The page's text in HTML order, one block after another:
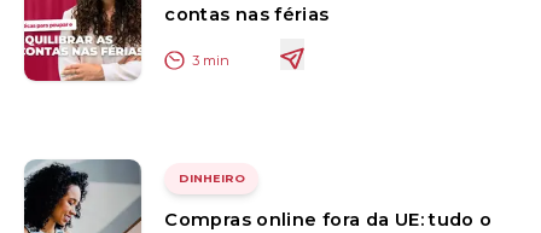
contas nas férias
3 min
DINHEIRO
Compras online fora da UE: tudo o